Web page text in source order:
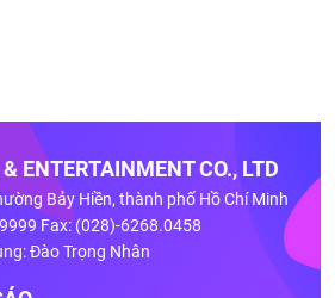
ENTERTAINMENT CO., LTD
Bảy Hiền, thành phố Hồ Chí Minh
Fax: (028)-6268.0458
Đào Trọng Nhân